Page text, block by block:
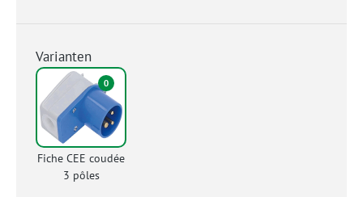
Varianten
0
Fiche CEE coudée
3 pôles